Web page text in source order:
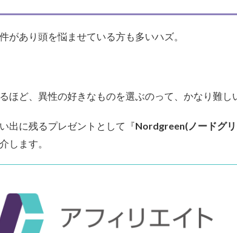
があり頭を悩ませている方も多いハズ。
ほど、異性の好きなものを選ぶのって、かなり難し
出に残るプレゼントとして『Nordgreen(ノードグ
します。